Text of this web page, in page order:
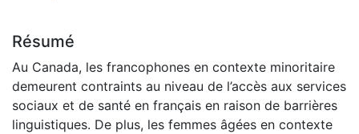
Résumé
Au Canada, les francophones en contexte minoritaire
demeurent contraints au niveau de l’accès aux services
sociaux et de santé en français en raison de barrières
linguistiques. De plus, les femmes âgées en contexte